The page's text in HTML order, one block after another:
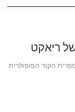
ריאקט
הקוד הפופולרית